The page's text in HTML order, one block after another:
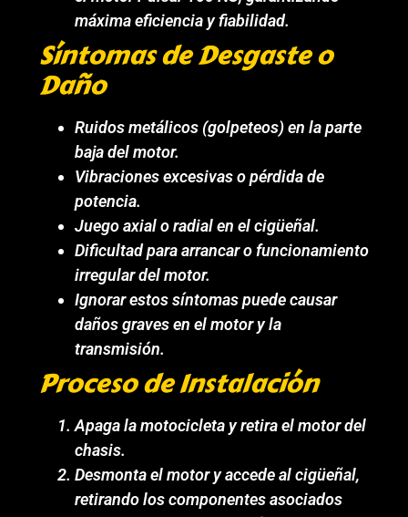
máxima eficiencia y fiabilidad.
Síntomas de Desgaste o
Daño
Ruidos metálicos (golpeteos) en la parte
baja del motor.
Vibraciones excesivas o pérdida de
potencia.
Juego axial o radial en el cigüeñal.
Dificultad para arrancar o funcionamiento
irregular del motor.
Ignorar estos síntomas puede causar
daños graves en el motor y la
transmisión.
Proceso de Instalación
Apaga la motocicleta y retira el motor del
chasis.
Desmonta el motor y accede al cigüeñal,
retirando los componentes asociados